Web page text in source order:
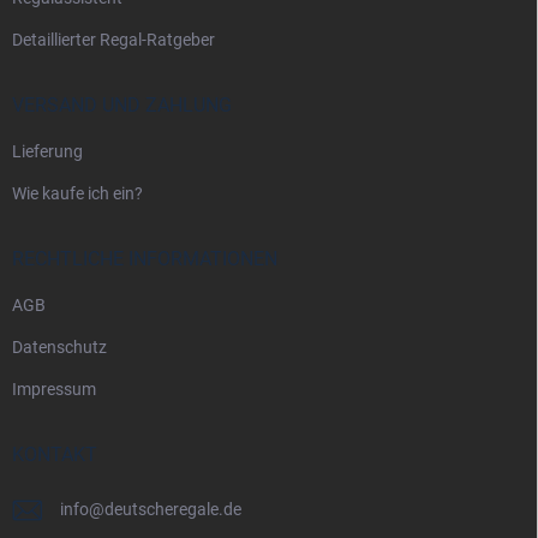
Detaillierter Regal-Ratgeber
VERSAND UND ZAHLUNG
Lieferung
Wie kaufe ich ein?
RECHTLICHE INFORMATIONEN
AGB
Datenschutz
Impressum
KONTAKT
info@deutscheregale.de